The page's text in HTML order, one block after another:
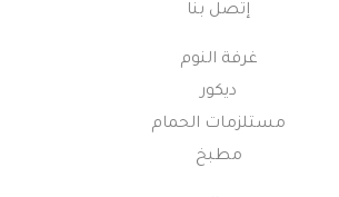
إتصل بنا
غرفة النوم
ديكور
مستلزمات الحمام
مطبخ